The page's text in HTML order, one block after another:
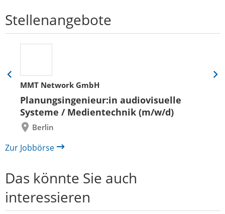
Stellenangebote
MMT Network GmbH
Planungsingenieur:in audiovisuelle
Systeme / Medientechnik (m/w/d)
Berlin
Eine
Folie
zurück
Eine
Zur Jobbörse
Das könnte Sie auch
interessieren